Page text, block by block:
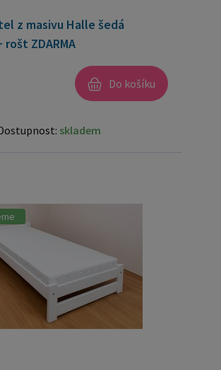
z masivu Halle šedá
rošt ZDARMA
Do košíku
skladem